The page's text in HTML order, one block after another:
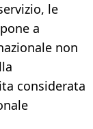
le
a
non
considerata